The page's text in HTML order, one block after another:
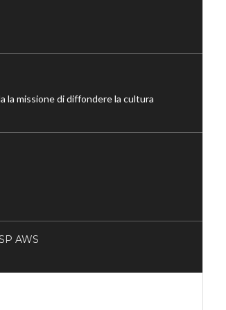
la missione di diffondere la cultura
AWS